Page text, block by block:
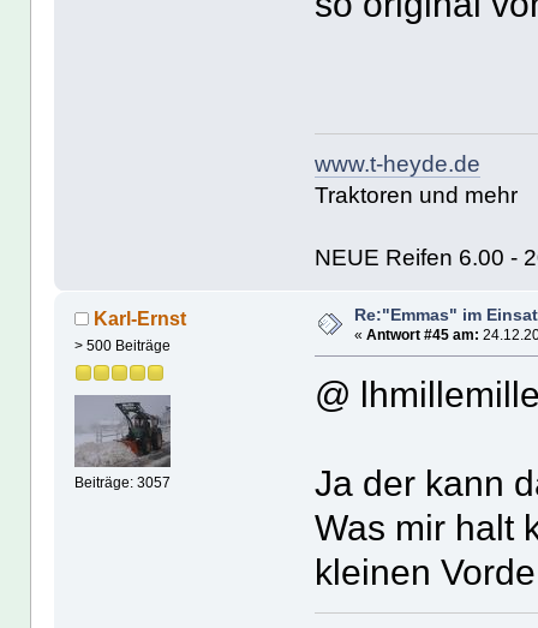
www.t-heyde.de
Traktoren und mehr
NEUE Reifen 6.00 -
Karl-Ernst
> 500 Beiträge
Beiträge: 3057
Re:"Emmas" im
« Antwort #45 am:
@
Ja der kann
Was mir halt
kleinen